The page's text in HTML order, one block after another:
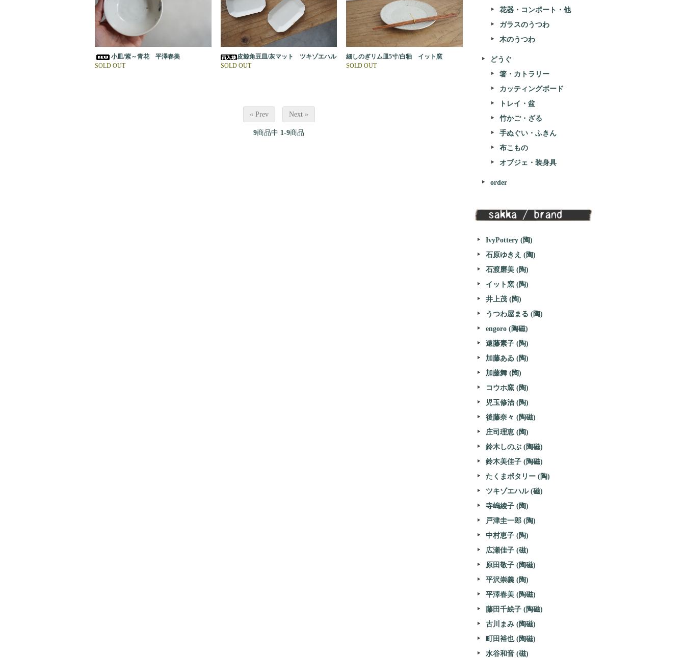
小皿/紫～青花 平澤春美
SOLD OUT
皮鯨角豆皿/灰マット ツキゾエハル
SOLD OUT
細しのぎリム皿5寸/白釉 イット窯
SOLD OUT
« Prev Next »
9商品中 1-9商品
花器・コンポート・他
ガラスのうつわ
木のうつわ
どうぐ
箸・カトラリー
カッティングボード
トレイ・盆
竹かご・ざる
手ぬぐい・ふきん
布こもの
オブジェ・装身具
order
IvyPottery (陶)
石原ゆきえ (陶)
石渡磨美 (陶)
イット窯 (陶)
井上茂 (陶)
うつわ屋まる (陶)
engoro (陶磁)
遠藤素子 (陶)
加藤あゐ (陶)
加藤舞 (陶)
コウホ窯 (陶)
児玉修治 (陶)
後藤奈々 (陶磁)
庄司理恵 (陶)
鈴木しのぶ (陶磁)
鈴木美佳子 (陶磁)
たくまポタリー (陶)
ツキゾエハル (磁)
寺嶋綾子 (陶)
戸津圭一郎 (陶)
中村恵子 (陶)
広瀬佳子 (磁)
原田敬子 (陶磁)
平沢崇義 (陶)
平澤春美 (陶磁)
藤田千絵子 (陶磁)
古川まみ (陶磁)
町田裕也 (陶磁)
水谷和音 (磁)